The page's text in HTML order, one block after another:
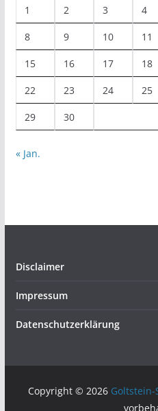
1 2 3 4
8 9 10 11
15 16 17 18
22 23 24 25
29 30
« Jan.
Disclaimer
Impressum
Datenschutzerklärung
Copyright © 2026 Goltstein-